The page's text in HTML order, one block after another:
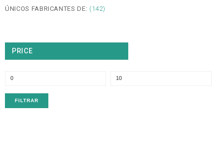
ÚNICOS FABRICANTES DE: (142)
PRICE
FILTRAR